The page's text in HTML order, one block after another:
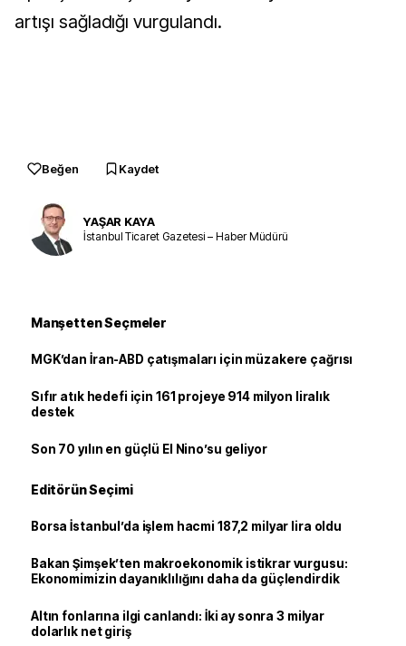
artışı sağladığı vurgulandı.
Beğen Kaydet
YAŞAR KAYA
İstanbul Ticaret Gazetesi – Haber Müdürü
Manşetten Seçmeler
MGK’dan İran-ABD çatışmaları için müzakere çağrısı
Sıfır atık hedefi için 161 projeye 914 milyon liralık
destek
Son 70 yılın en güçlü El Nino’su geliyor
Editörün Seçimi
Borsa İstanbul’da işlem hacmi 187,2 milyar lira oldu
Bakan Şimşek’ten makroekonomik istikrar vurgusu:
Ekonomimizin dayanıklılığını daha da güçlendirdik
Altın fonlarına ilgi canlandı: İki ay sonra 3 milyar
dolarlık net giriş